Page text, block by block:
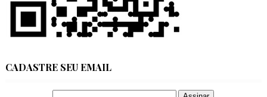
CADASTRE SEU EMAIL